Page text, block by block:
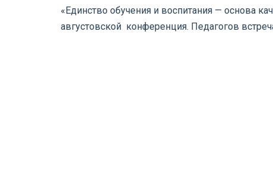
«Единство обучения и воспитания — основа
августовской конференция. Педагогов